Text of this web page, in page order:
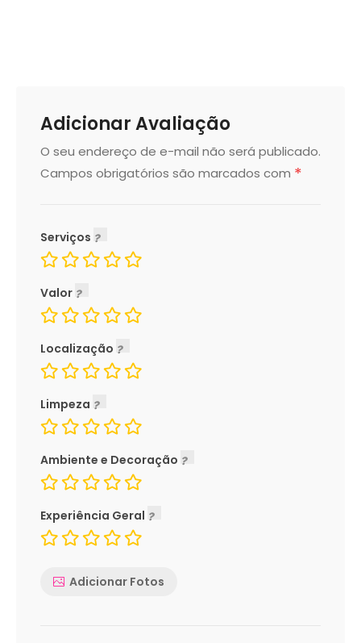
Adicionar Avaliação
O seu endereço de e-mail não será publicado.
Campos obrigatórios são marcados com *
Serviços
Valor
Localização
Limpeza
Ambiente e Decoração
Experiência Geral
Adicionar Fotos